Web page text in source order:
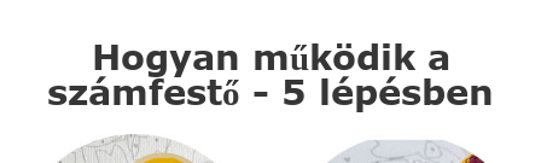
Hogyan működik a
számfestő - 5 lépésben